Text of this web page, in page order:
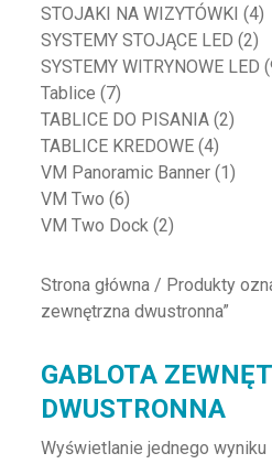
STOJAKI NA WIZYTÓWKI (4)
SYSTEMY STOJĄCE LED (2)
SYSTEMY WITRYNOWE LED
Tablice (7)
TABLICE DO PISANIA (2)
TABLICE KREDOWE (4)
VM Panoramic Banner (1)
VM Two (6)
VM Two Dock (2)
Strona główna / Produkty
zewnętrzna dwustronna”
GABLOTA
DWUSTRONNA
Wyświetlanie jednego wyniku